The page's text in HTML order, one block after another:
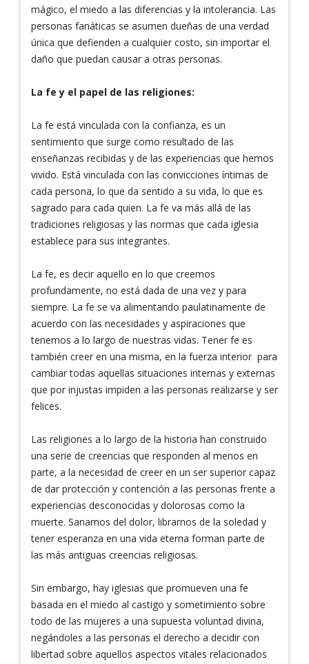
mágico, el miedo a las diferencias y la intolerancia. Las
personas fanáticas se asumen dueñas de una verdad
única que defienden a cualquier costo, sin importar el
daño que puedan causar a otras personas.
La fe y el papel de las religiones:
La fe está vinculada con la confianza, es un
sentimiento que surge como resultado de las
enseñanzas recibidas y de las experiencias que hemos
vivido. Está vinculada con las convicciones íntimas de
cada persona, lo que da sentido a su vida, lo que es
sagrado para cada quien. La fe va más allá de las
tradiciones religiosas y las normas que cada iglesia
establece para sus integrantes.
La fe, es decir aquello en lo que creemos
profundamente, no está dada de una vez y para
siempre. La fe se va alimentando paulatinamente de
acuerdo con las necesidades y aspiraciones que
tenemos a lo largo de nuestras vidas. Tener fe es
también creer en una misma, en la fuerza interior para
cambiar todas aquellas situaciones internas y externas
que por injustas impiden a las personas realizarse y ser
felices.
Las religiones a lo largo de la historia han construido
una serie de creencias que responden al menos en
parte, a la necesidad de creer en un ser superior capaz
de dar protección y contención a las personas frente a
experiencias desconocidas y dolorosas como la
muerte. Sanarnos del dolor, librarnos de la soledad y
tener esperanza en una vida eterna forman parte de
las más antiguas creencias religiosas.
Sin embargo, hay iglesias que promueven una fe
basada en el miedo al castigo y sometimiento sobre
todo de las mujeres a una supuesta voluntad divina,
negándoles a las personas el derecho a decidir con
libertad sobre aquellos aspectos vitales relacionados